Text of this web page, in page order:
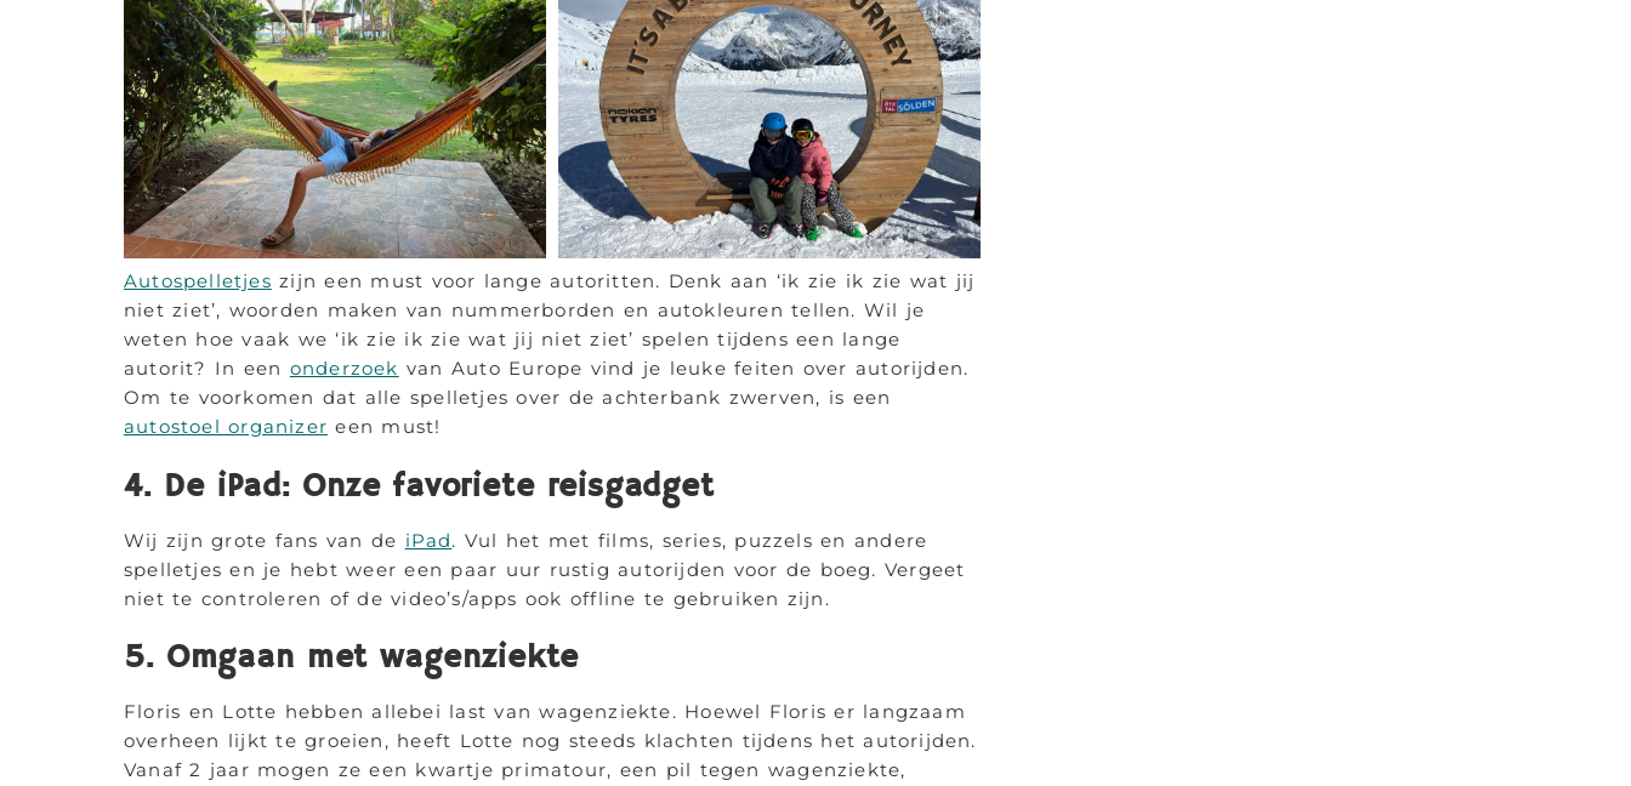
Autospelletjes zijn een must voor lange autoritten. Denk aan ‘ik zie ik zie wat jij
niet ziet’, woorden maken van nummerborden en autokleuren tellen. Wil je
weten hoe vaak we ‘ik zie ik zie wat jij niet ziet’ spelen tijdens een lange
autorit? In een onderzoek van Auto Europe vind je leuke feiten over autorijden.
Om te voorkomen dat alle spelletjes over de achterbank zwerven, is een
autostoel organizer een must!
4. De iPad: Onze favoriete reisgadget
Wij zijn grote fans van de iPad. Vul het met films, series, puzzels en andere
spelletjes en je hebt weer een paar uur rustig autorijden voor de boeg. Vergeet
niet te controleren of de video’s/apps ook offline te gebruiken zijn.
5. Omgaan met wagenziekte
Floris en Lotte hebben allebei last van wagenziekte. Hoewel Floris er langzaam
overheen lijkt te groeien, heeft Lotte nog steeds klachten tijdens het autorijden.
Vanaf 2 jaar mogen ze een kwartje primatour, een pil tegen wagenziekte,